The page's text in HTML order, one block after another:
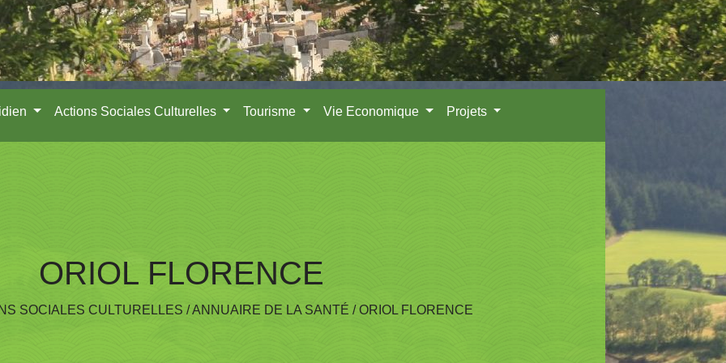
Actions Sociales Culturelles Tourisme Vie Economique Projets
ORIOL FLORENCE
SOCIALES CULTURELLES /ANNUAIRE DE LA SANTÉ /ORIOL FLORENCE